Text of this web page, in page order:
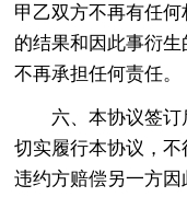
甲乙双方不再有任
的结果和因此事衍
不再承担任何责任。
六、本协议签
切实履行本协议，
违约方赔偿另一方